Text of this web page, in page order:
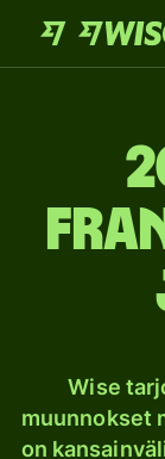
Wise
muunnokset
on